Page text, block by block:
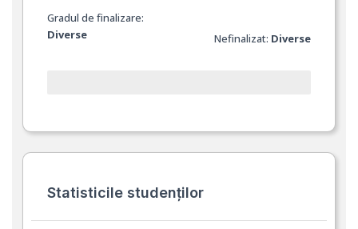
Gradul de finalizare:
Diverse
Nefinalizat: Diverse
Statisticile studenților